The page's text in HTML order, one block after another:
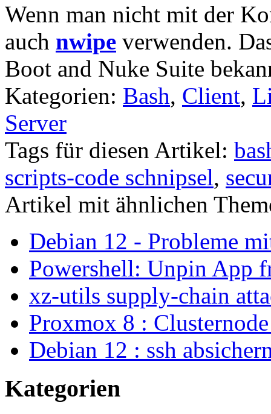
Wenn man nicht mit der
auch nwipe verwenden.
Boot and Nuke Suite
Kategorien: Bash, Client,
Server
Tags für diesen Artikel:
scripts-code schnipsel,
Artikel mit ähnlichen
Debian 12 - Probleme
Powershell: Unpin App
xz-utils supply-chain
Proxmox 8 :
Debian 12 : ssh
Kategorien